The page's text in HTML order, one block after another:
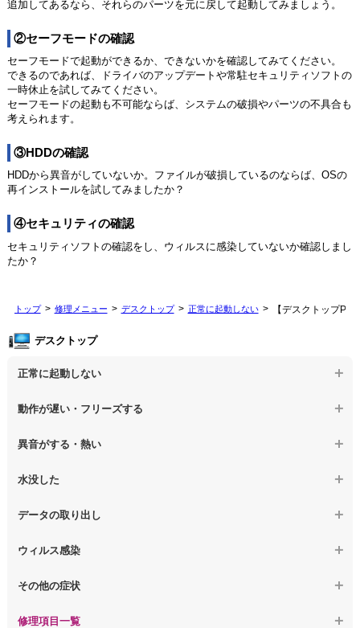
追加してあるなら、それらのパーツを元に戻して起動してみましょう。
②セーフモードの確認
セーフモードで起動ができるか、できないかを確認してみてください。
できるのであれば、ドライバのアップデートや常駐セキュリティソフトの
一時休止を試してみてください。
セーフモードの起動も不可能ならば、システムの破損やパーツの不具合も
考えられます。
③HDDの確認
HDDから異音がしていないか。ファイルが破損しているのならば、OSの
再インストールを試してみましたか？
④セキュリティの確認
セキュリティソフトの確認をし、ウィルスに感染していないか確認しまし
たか？
トップ 修理メニュー デスクトップ 正常に起動しない 【デスクトップPC
デスクトップ
正常に起動しない
【デスクトップPC】電源を押しても反応がない
【デスクトップPC】修復モードから復旧できない
【デスクトップPC】その他の起動しない問題
動作が遅い・フリーズする
【デスクトップPC】操作中の動作が遅い
異音がする・熱い
【デスクトップPC】パソコンから異音がする
水没した
【デスクトップPC】水没してパソコンが動かない
データの取り出し
【デスクトップPC】起動しないPCのデータを復旧
ウィルス感染
【デスクトップPC】特定のプログラムを削除したい
その他の症状
【デスクトップPC】事例紹介
修理項目一覧